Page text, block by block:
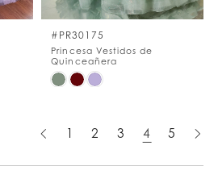
#PR30175
Princesa Vestidos de
Quinceañera
Skip
#bafc78b6df
to
1 2 3 4 5